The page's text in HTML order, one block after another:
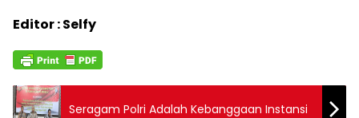
Editor : Selfy
Seragam Polri Adalah Kebanggaan Instansi